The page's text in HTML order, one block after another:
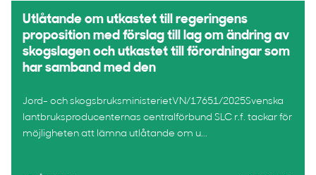
Utlåtande om utkastet till regeringens
proposition med förslag till lag om ändring av
skogslagen och utkastet till förordningar som
har samband med den
Jord- och skogsbruksministerietVN/17651/2025Svenska
lantbruksproducenternas centralförbund SLC r.f. tackar för
möjligheten att lämna utlåtande om u...